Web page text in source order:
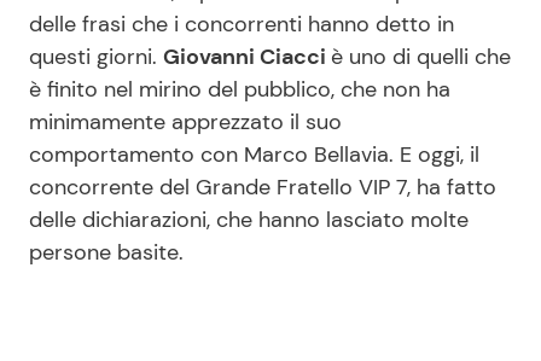
Info
Chi siamo
Disclaimer e Privacy
Contattaci
delle frasi che i concorrenti hanno detto in
questi giorni. Giovanni Ciacci è uno di quelli che
è finito nel mirino del pubblico, che non ha
minimamente apprezzato il suo
comportamento con Marco Bellavia. E oggi, il
concorrente del Grande Fratello VIP 7, ha fatto
delle dichiarazioni, che hanno lasciato molte
persone basite.